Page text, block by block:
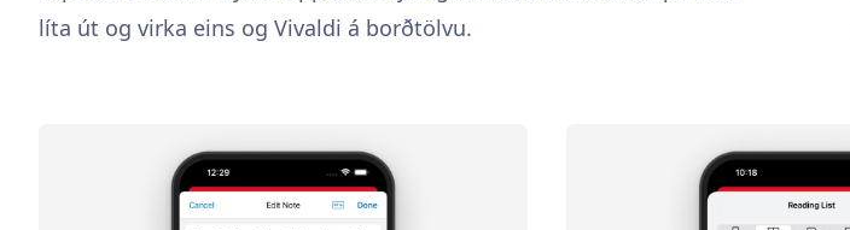
líta út og virka eins og Vivaldi á borðtölvu.